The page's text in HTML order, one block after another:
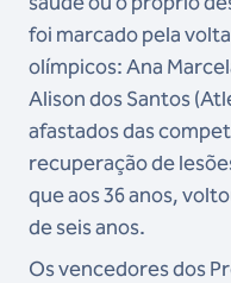
foi marcado pela
olímpicos: Ana
Alison dos Santos
afastados das
recuperação de
que aos 36 anos,
de seis anos.
Os vencedores dos